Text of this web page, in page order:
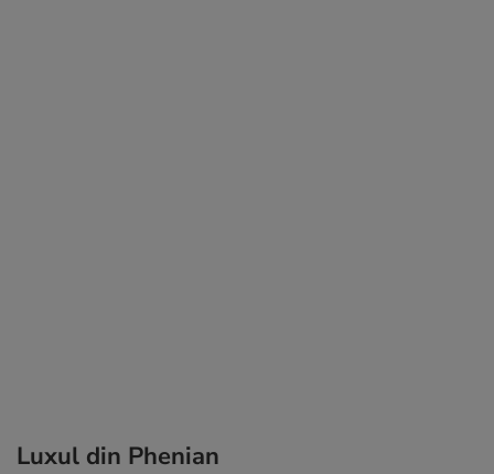
Luxul din Phenian